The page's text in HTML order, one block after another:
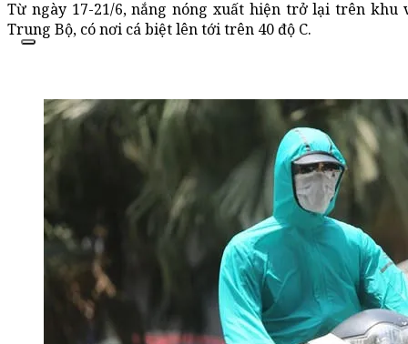
Từ ngày 17-21/6, nắng nóng xuất hiện trở lại trên khu
Trung Bộ, có nơi cá biệt lên tới trên 40 độ C.